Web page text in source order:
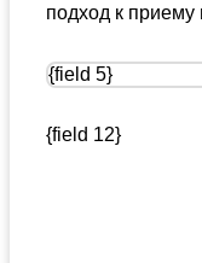
подход к
{field 5}
{field 12}